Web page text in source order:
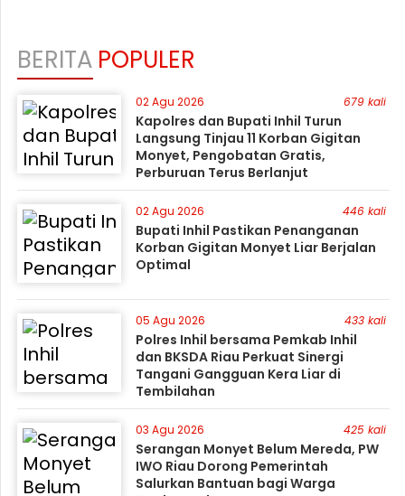
BERITA POPULER
02 Agu 2026 679 kali
Kapolres dan Bupati Inhil Turun
Langsung Tinjau 11 Korban Gigitan
Monyet, Pengobatan Gratis,
Perburuan Terus Berlanjut
02 Agu 2026 446 kali
Bupati Inhil Pastikan Penanganan
Korban Gigitan Monyet Liar Berjalan
Optimal
05 Agu 2026 433 kali
Polres Inhil bersama Pemkab Inhil
dan BKSDA Riau Perkuat Sinergi
Tangani Gangguan Kera Liar di
Tembilahan
03 Agu 2026 425 kali
Serangan Monyet Belum Mereda, PW
IWO Riau Dorong Pemerintah
Salurkan Bantuan bagi Warga